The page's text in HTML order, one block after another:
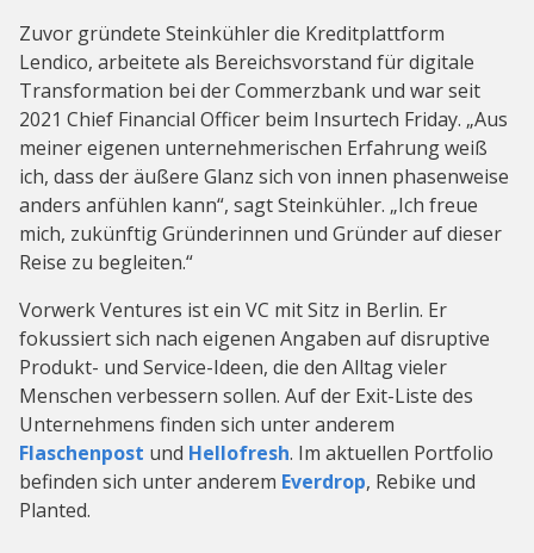
Zuvor gründete Steinkühler die Kreditplattform
Lendico, arbeitete als Bereichsvorstand für digitale
Transformation bei der Commerzbank und war seit
2021 Chief Financial Officer beim Insurtech Friday. „Aus
meiner eigenen unternehmerischen Erfahrung weiß
ich, dass der äußere Glanz sich von innen phasenweise
anders anfühlen kann“, sagt Steinkühler. „Ich freue
mich, zukünftig Gründerinnen und Gründer auf dieser
Reise zu begleiten.“
Vorwerk Ventures ist ein VC mit Sitz in Berlin. Er
fokussiert sich nach eigenen Angaben auf disruptive
Produkt- und Service-Ideen, die den Alltag vieler
Menschen verbessern sollen. Auf der Exit-Liste des
Unternehmens finden sich unter anderem
Flaschenpost und Hellofresh. Im aktuellen Portfolio
befinden sich unter anderem Everdrop, Rebike und
Planted.